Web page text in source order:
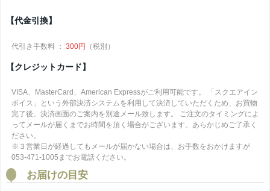
【代金引換】
代引き手数料 ： 300円 （税別）
【クレジットカード】
VISA、MasterCard、American Expressがご利用可能です。 「スクエアイン
ボイス」という外部決済システムを利用して決済していただくため、お買物
完了後、決済画面のご案内を別途メール致します。 ご注文のタイミングによ
ってメールが届くまでお時間を頂く場合がございます。あらかじめご了承く
ださい。
※３営業日が経過してもメールが届かない場合は、お手数をおかけますが
053-471-1005までお電話ください。
お届けの目安